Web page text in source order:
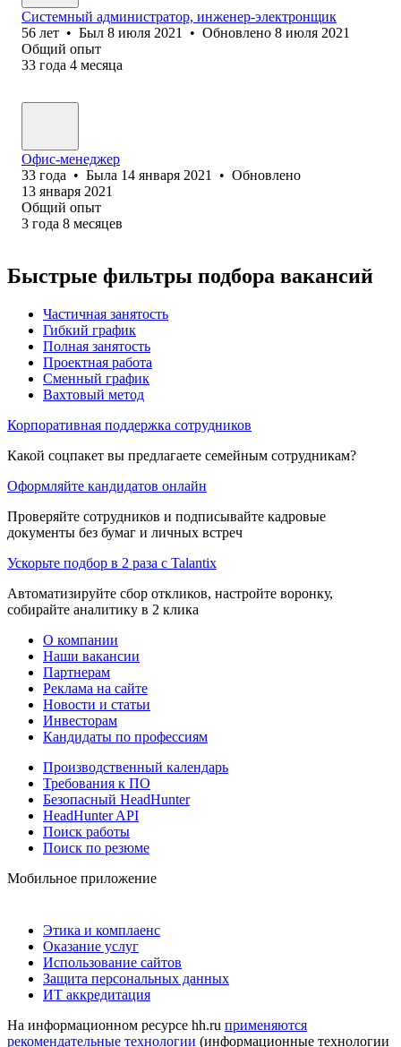
Системный администратор, инженер-электронщик
56 лет • Был 8 июля 2021 • Обновлено 8 июля 2021
Общий опыт
33 года 4 месяца
Офис-менеджер
33 года • Была 14 января 2021 • Обновлено
13 января 2021
Общий опыт
3 года 8 месяцев
Быстрые фильтры подбора вакансий
Частичная занятость
Гибкий график
Полная занятость
Проектная работа
Сменный график
Вахтовый метод
Корпоративная поддержка сотрудников
Какой соцпакет вы предлагаете семейным сотрудникам?
Оформляйте кандидатов онлайн
Проверяйте сотрудников и подписывайте кадровые
документы без бумаг и личных встреч
Ускорьте подбор в 2 раза с Talantix
Автоматизируйте сбор откликов, настройте воронку,
собирайте аналитику в 2 клика
О компании
Наши вакансии
Партнерам
Реклама на сайте
Новости и статьи
Инвесторам
Кандидаты по профессиям
Производственный календарь
Требования к ПО
Безопасный HeadHunter
HeadHunter API
Поиск работы
Поиск по резюме
Мобильное приложение
Этика и комплаенс
Оказание услуг
Использование сайтов
Защита персональных данных
ИТ аккредитация
На информационном ресурсе hh.ru применяются
рекомендательные технологии (информационные технологии